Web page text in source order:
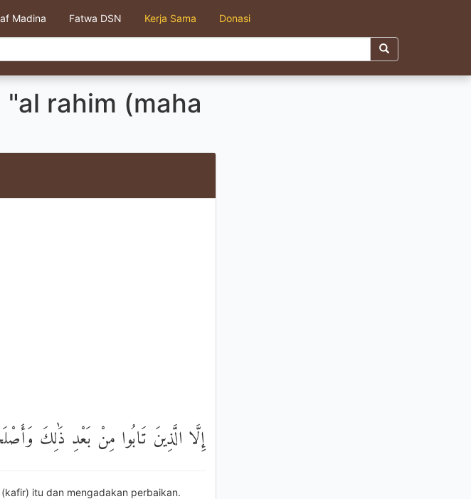
Madina Fatwa DSN Kerja Sama Donasi
rahim (maha
إِلَّا الَّذِينَ تَابُوا مِنْ بَعْدِ ذَٰلِكَ
itu dan mengadakan perbaikan.